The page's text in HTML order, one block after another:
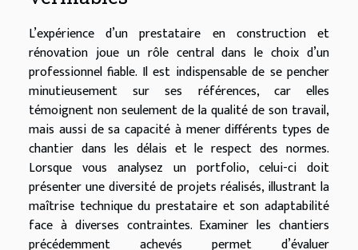
L’expérience d’un prestataire en construction et
rénovation joue un rôle central dans le choix d’un
professionnel fiable. Il est indispensable de se pencher
minutieusement sur ses références, car elles
témoignent non seulement de la qualité de son travail,
mais aussi de sa capacité à mener différents types de
chantier dans les délais et le respect des normes.
Lorsque vous analysez un portfolio, celui-ci doit
présenter une diversité de projets réalisés, illustrant la
maîtrise technique du prestataire et son adaptabilité
face à diverses contraintes. Examiner les chantiers
précédemment achevés permet d’évaluer